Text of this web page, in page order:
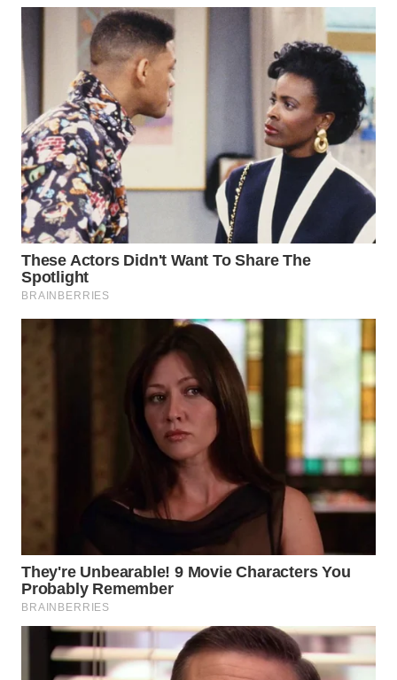
MANDALIKA
LIKUPANG
WN
LABUANBAJO
WN
BORNEO
Wahana
Media
Group
WAHANA
KONSUMEN
WAHANA
LISTRIK